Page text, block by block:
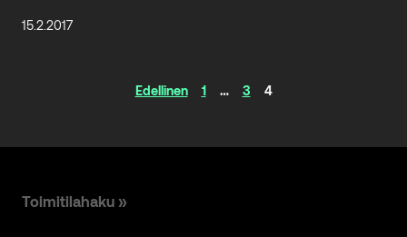
15.2.2017
Artikkelinavigaatio
Edellinen 1 … 3 4
Toimitilahaku »